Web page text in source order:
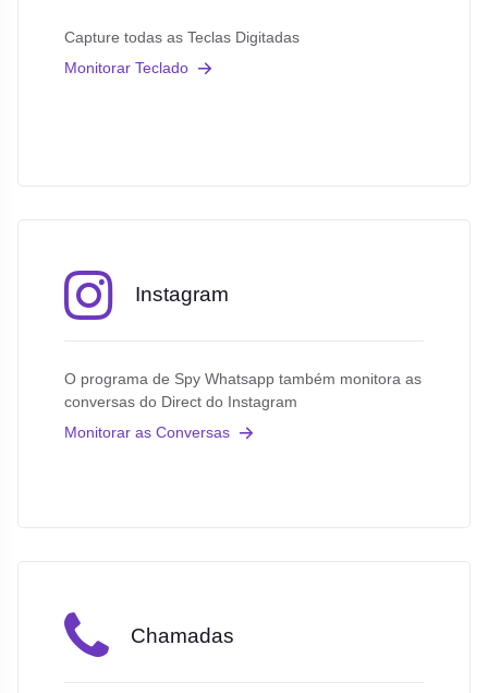
Capture todas as Teclas Digitadas
Monitorar Teclado
Instagram
O programa de Spy Whatsapp também monitora as
conversas do Direct do Instagram
Monitorar as Conversas
Chamadas